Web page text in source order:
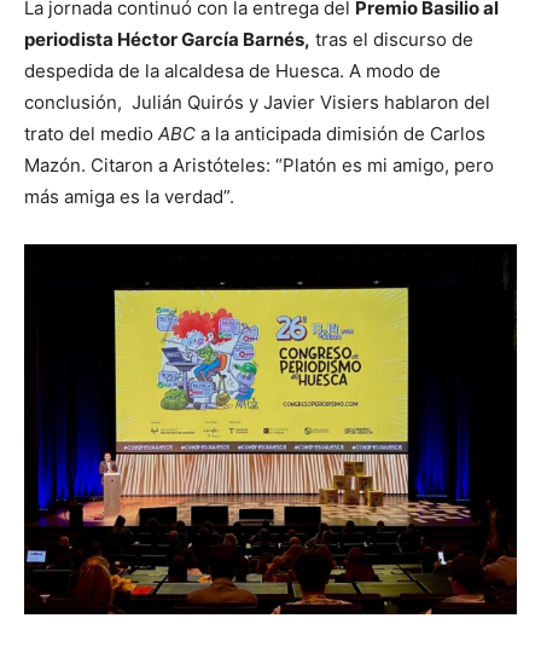
La jornada continuó con la entrega del Premio Basilio al
periodista Héctor García Barnés, tras el discurso de
despedida de la alcaldesa de Huesca. A modo de
conclusión, Julián Quirós y Javier Visiers hablaron del
trato del medio ABC a la anticipada dimisión de Carlos
Mazón. Citaron a Aristóteles: “Platón es mi amigo, pero
más amiga es la verdad”.